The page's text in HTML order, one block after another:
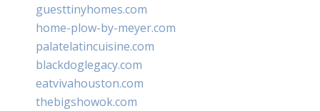
guesttinyhomes.com
home-plow-by-meyer.com
palatelatincuisine.com
blackdoglegacy.com
eatvivahouston.com
thebigshowok.com